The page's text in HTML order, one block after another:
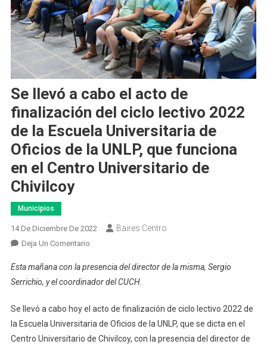
Se llevó a cabo el acto de
finalización del ciclo lectivo 2022
de la Escuela Universitaria de
Oficios de la UNLP, que funciona
en el Centro Universitario de
Chivilcoy
Municipios
14 De Diciembre De 2022 Baires Centro
Deja Un ComentarioEn
Llevó
A
El
Acto
De
Esta mañana con la presencia del director de la misma, Sergio
Serrichio, y el coordinador del CUCH.
Se llevó a cabo hoy el acto de finalización de ciclo lectivo 2022 de
la Escuela Universitaria de Oficios de la UNLP, que se dicta en el
Centro Universitario de Chivilcoy, con la presencia del director de